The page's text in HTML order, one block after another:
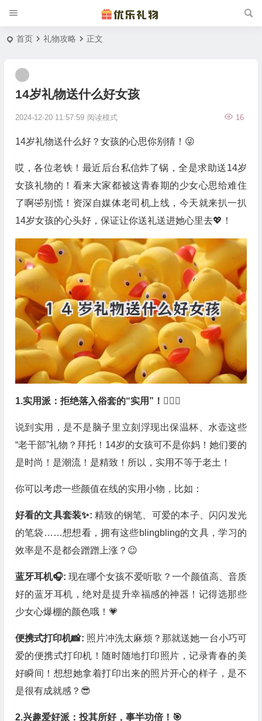
首页 礼物攻略 正文
14岁礼物送什么好女孩
2024-12-20 11:57:59 16
阅读模式
14岁礼物送什么好？女孩的心思你别猜！😜
哎，各位老铁！最近后台私信炸了锅，全是求助送14岁
女孩礼物的！看来大家都被这青春期的少女心思给难住
了啊🤣别慌！资深自媒体老司机上线，今天就来扒一扒
14岁女孩的心头好，保证让你送礼送进她心里去💖！
1.实用派：拒绝落入俗套的“实用”！🙅🏻‍♀️
说到实用，是不是脑子里立刻浮现出保温杯、水壶这些
“老干部”礼物？拜托！14岁的女孩可不是你妈！她们要的
是时尚！是潮流！是精致！所以，实用不等于老土！
你可以考虑一些颜值在线的实用小物，比如：
好看的文具套装✨: 精致的钢笔、可爱的本子、闪闪发光
的笔袋……想想看，拥有这些blingbling的文具，学习的
效率是不是都会蹭蹭上涨？😉
蓝牙耳机🎧: 现在哪个女孩不爱听歌？一个颜值高、音质
好的蓝牙耳机，绝对是提升幸福感的神器！记得选那些
少女心爆棚的颜色哦！💗
便携式打印机📸: 照片冲洗太麻烦？那就送她一台小巧可
爱的便携式打印机！随时随地打印照片，记录青春的美
好瞬间！想想她拿着打印出来的照片开心的样子，是不
是很有成就感？😎
2.兴趣爱好派：投其所好，事半功倍！🎯